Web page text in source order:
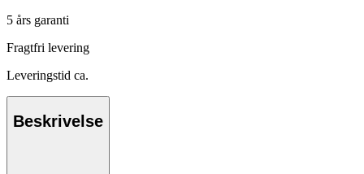
5 års garanti
Fragtfri levering
Leveringstid ca.
Beskrivelse